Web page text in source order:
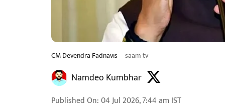
CM Devendra Fadnavis saam tv
Namdeo Kumbhar
Published On:04 Jul 2026, 7:44 am IST